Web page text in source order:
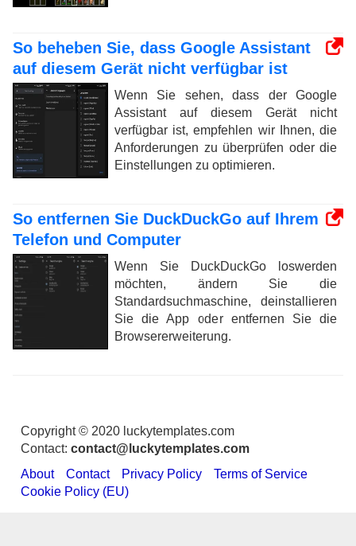
So beheben Sie, dass Google Assistant
auf diesem Gerät nicht verfügbar ist
Wenn Sie sehen, dass der Google
Assistant auf diesem Gerät nicht
verfügbar ist, empfehlen wir Ihnen, die
Anforderungen zu überprüfen oder die
Einstellungen zu optimieren.
So entfernen Sie DuckDuckGo auf Ihrem
Telefon und Computer
Wenn Sie DuckDuckGo loswerden
möchten, ändern Sie die
Standardsuchmaschine, deinstallieren
Sie die App oder entfernen Sie die
Browsererweiterung.
Copyright © 2020 luckytemplates.com
Contact: contact@luckytemplates.com
About
Contact Privacy Policy
Terms of Service
Cookie Policy (EU)